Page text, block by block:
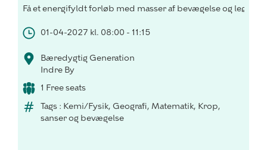
Få et energifyldt forløb med masser af bevægelse og leg,
01-04-2027 kl. 08:00 - 11:15
Bæredygtig Generation
Indre By
1 Free seats
Tags : Kemi/Fysik, Geografi, Matematik, Krop,
sanser og bevægelse